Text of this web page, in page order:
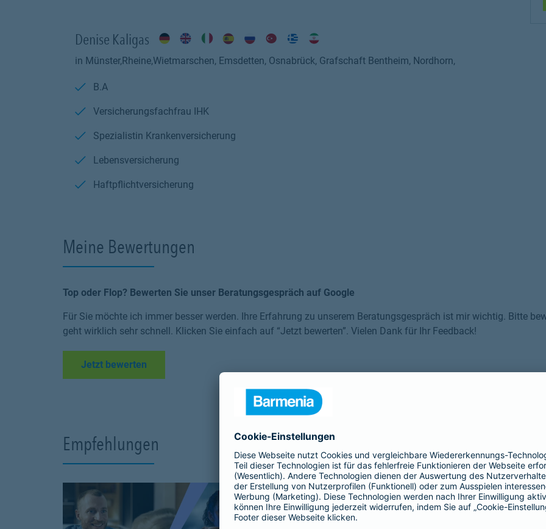
Denise Kaligas
in Münster,Rheine,Wietmarschen, Emsdetten, Osnabrück, Grafschaft Bentheim, Nordhorn,
B.A
Versicherungsfachfrau IHK
Spezialistin Krankenversicherung
Lebensversicherung
Haftpflichtversicherung
Meine Bewertungen
Top oder Flop? Bewerten Sie unser Beratungsgespräch auf Google
Für Sie möchte ich immer besser werden. Ihre Erfahrung zu unserem Beratungsgespräch ist mir wichtig. Bitte
geht wirklich sehr schnell. Klicken Sie einfach auf “Jetzt bewerten”. Vielen Dank für Ihr Feedback!
Jetzt bewerten
Empfehlungen